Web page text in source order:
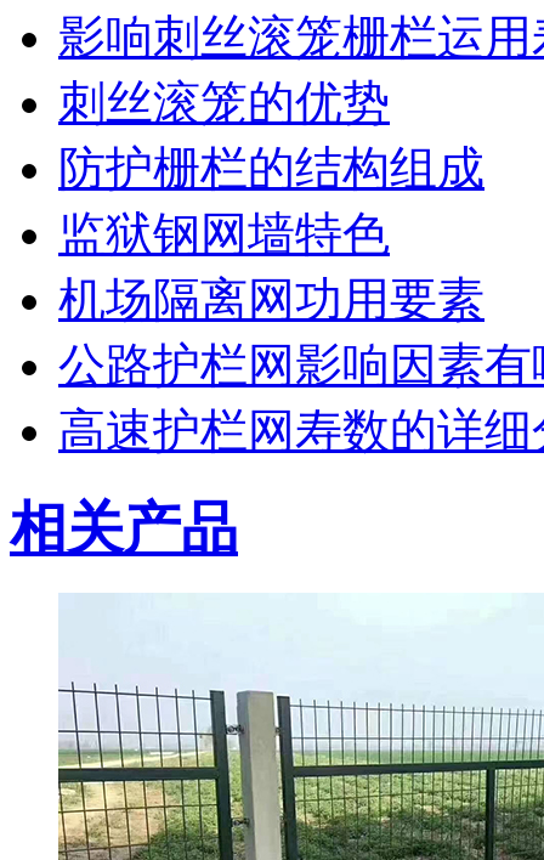
影响刺丝滚笼栅栏运
刺丝滚笼的优势
防护栅栏的结构组成
监狱钢网墙特色
机场隔离网功用要素
公路护栏网影响因素
高速护栏网寿数的详细
相关产品